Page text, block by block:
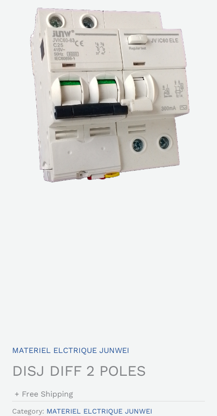
MATERIEL ELCTRIQUE JUNWEI
DISJ DIFF 2 POLES
+ Free Shipping
Category: MATERIEL ELCTRIQUE JUNWEI